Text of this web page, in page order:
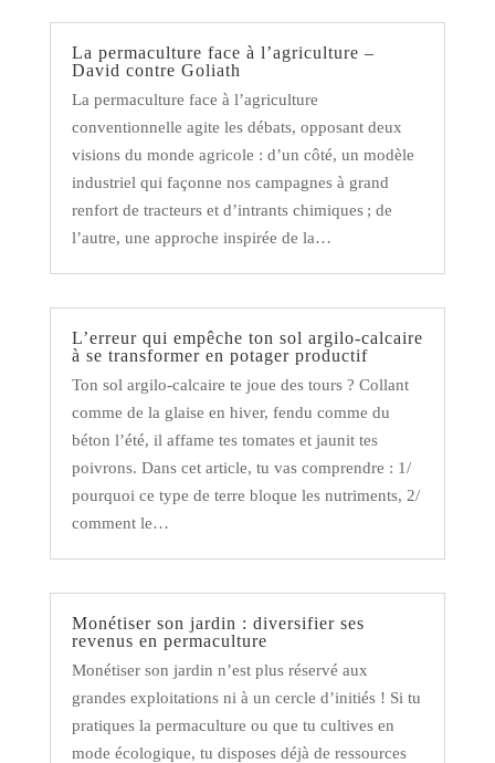
La permaculture face à l’agriculture –
David contre Goliath
La permaculture face à l’agriculture
conventionnelle agite les débats, opposant deux
visions du monde agricole : d’un côté, un modèle
industriel qui façonne nos campagnes à grand
renfort de tracteurs et d’intrants chimiques ; de
l’autre, une approche inspirée de la…
L’erreur qui empêche ton sol argilo-calcaire
à se transformer en potager productif
Ton sol argilo-calcaire te joue des tours ? Collant
comme de la glaise en hiver, fendu comme du
béton l’été, il affame tes tomates et jaunit tes
poivrons. Dans cet article, tu vas comprendre : 1/
pourquoi ce type de terre bloque les nutriments, 2/
comment le…
Monétiser son jardin : diversifier ses
revenus en permaculture
Monétiser son jardin n’est plus réservé aux
grandes exploitations ni à un cercle d’initiés ! Si tu
pratiques la permaculture ou que tu cultives en
mode écologique, tu disposes déjà de ressources